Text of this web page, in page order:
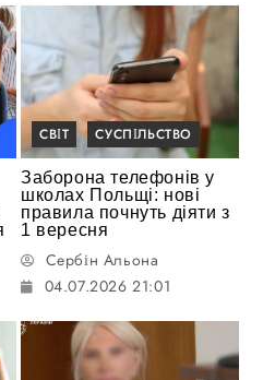
СВІТ СУСПІЛЬСТВО
Заборона телефонів у
школах Польщі: нові
правила почнуть діяти з
1 вересня
Сербін Альона
04.07.2026 21:01